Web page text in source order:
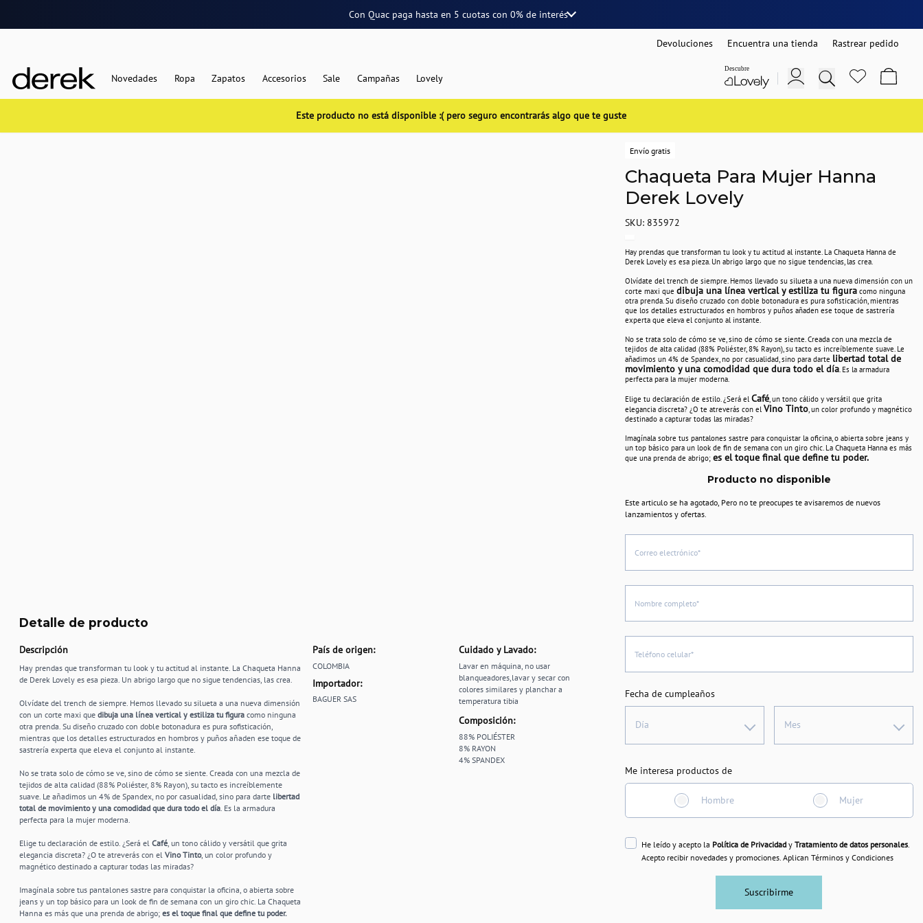
Con Quac paga hasta en 5 cuotascon 0% de interés
Devoluciones Encuentra una tienda Rastrear pedido
Novedades Ropa Zapatos Accesorios Sale Campañas Lovely
Este producto no está disponible :( pero seguro encontrarás algo que te guste
Detalle de producto
Descripción
Hay prendas que transforman tu look y tu actitud al instante. La Chaqueta Hanna
de Derek Lovely es esa pieza. Un abrigo largo que no sigue tendencias, las crea.
Olvídate del trench de siempre. Hemos llevado su silueta a una nueva dimensión
con un corte maxi que dibuja una línea vertical y estiliza tu figura como ninguna
otra prenda. Su diseño cruzado con doble botonadura es pura sofisticación,
mientras que los detalles estructurados en hombros y puños añaden ese toque de
sastrería experta que eleva el conjunto al instante.
No se trata solo de cómo se ve, sino de cómo se siente. Creada con una mezcla de
tejidos de alta calidad (88% Poliéster, 8% Rayon), su tacto es increíblemente
suave. Le añadimos un 4% de Spandex, no por casualidad, sino para darte libertad
total de movimiento y una comodidad que dura todo el día. Es la armadura
perfecta para la mujer moderna.
Elige tu declaración de estilo. ¿Será el Café, un tono cálido y versátil que grita
elegancia discreta? ¿O te atreverás con el Vino Tinto, un color profundo y
magnético destinado a capturar todas las miradas?
Imagínala sobre tus pantalones sastre para conquistar la oficina, o abierta sobre
jeans y un top básico para un look de fin de semana con un giro chic. La Chaqueta
Hanna es más que una prenda de abrigo; es el toque final que define tu poder.
País de origen:
COLOMBIA
Importador:
BAGUER SAS
Cuidado y Lavado:
Lavar en máquina, no usar
blanqueadores,lavar y secar con
colores similares y planchar a
temperatura tibia
Composición:
88% POLIÉSTER
8% RAYON
4% SPANDEX
Envío gratis
Chaqueta Para Mujer Hanna
Derek Lovely
SKU: 835972
Hay prendas que transforman tu look y tu actitud al instante. La Chaqueta Hanna de
Derek Lovely es esa pieza. Un abrigo largo que no sigue tendencias, las crea.
Olvídate del trench de siempre. Hemos llevado su silueta a una nueva dimensión con un
corte maxi que dibuja una línea vertical y estiliza tu figuracomo ninguna
otra prenda. Su diseño cruzado con doble botonadura es pura sofisticación, mientras
que los detalles estructurados en hombros y puños añaden ese toque de sastrería
experta que eleva el conjunto al instante.
No se trata solo de cómo se ve, sino de cómo se siente. Creada con una mezcla de
tejidos de alta calidad (88% Poliéster, 8% Rayon), su tacto es increíblemente suave. Le
añadimos un 4% de Spandex, no por casualidad, sino para darte libertad total de
movimiento y una comodidad que dura todo el día. Es la armadura
perfecta para la mujer moderna.
Elige tu declaración de estilo. ¿Será el Café, un tono cálido y versátil que grita
elegancia discreta? ¿O te atreverás con el Vino Tinto, un color profundo y magnético
destinado a capturar todas las miradas?
Imagínala sobre tus pantalones sastre para conquistar la oficina, o abierta sobre jeans y
un top básico para un look de fin de semana con un giro chic. La Chaqueta Hanna es más
que una prenda de abrigo; es el toque final que define tu poder.
Producto no disponible
Este articulo se ha agotado, Pero no te preocupes te avisaremos de nuevos
lanzamientos y ofertas.
Correo electrónico*
Nombre completo*
Teléfono celular*
Fecha de cumpleaños
Día Mes
Me interesa productos de
Hombre Mujer
He leído y acepto la Política de Privacidad yTratamiento de datos personales
Acepto recibir novedades y promociones. Aplican Términos y Condiciones
Suscribirme